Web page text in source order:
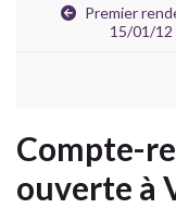
Premier
15/01/12
Compte-
ouverte à